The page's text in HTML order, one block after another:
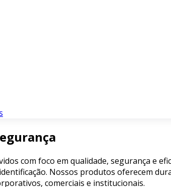
com foco em qualidade, segurança e
Nossos produtos oferecem
comerciais e institucionais.